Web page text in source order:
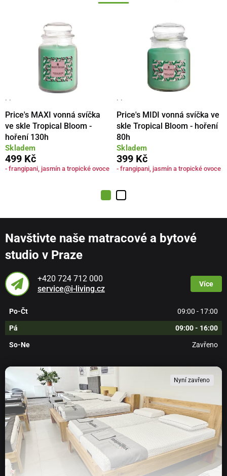
· ·
Price's MAXI vonná svíčka
ve skle Tropical Bloom -
hoření 130h
Skladem
499 Kč
- frangipani, jasmín a tropické ovoce
· ·
Price's MIDI vonná svíčka ve
skle Tropical Bloom - hoření
80h
Skladem
399 Kč
- frangipani, jasmín a tropické ovoce
Navštivte naše matracové a bytové
studio v Praze
+420 724 712 000
service@i-living.cz
Více
Po-Čt 09:00 - 17:00
Pá 09:00 - 16:00
So-Ne Zavřeno
Nyní zavřeno